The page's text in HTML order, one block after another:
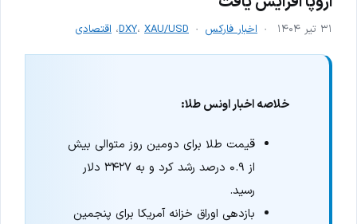
۳۱ تیر ۱۴۰۴ اخبار فارکس DXY، XAU/USD ، اقتصادی
خلاصه اخبار اونس طلا:
قیمت طلا برای دومین روز متوالی بیش
از ۰.۹ درصد رشد کرد و به ۳۴۲۷ دلار
رسید.
بازدهی اوراق خزانه آمریکا برای پنجمین